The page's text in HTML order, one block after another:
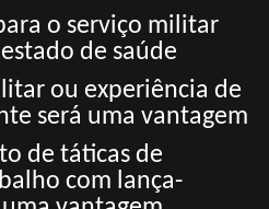
o serviço militar
de saúde
ou experiência de
será uma vantagem
de táticas de
com lança-